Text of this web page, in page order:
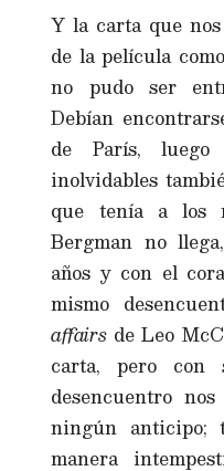
Y la carta que
de la película
no pudo ser
Debían
de París,
inolvidables
que tenía a los
Bergman no
años y con el
mismo
affairs de Leo
carta, pero con
desencuentro
ningún anticipo;
manera